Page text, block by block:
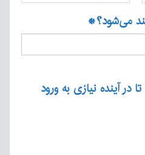
می‌شود؟*
در آینده نیازی به ورود